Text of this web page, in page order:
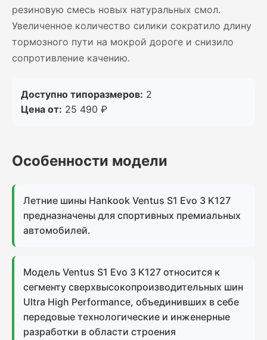
резиновую смесь новых натуральных смол.
Увеличенное количество силики сократило длину
тормозного пути на мокрой дороге и снизило
сопротивление качению.
Доступно типоразмеров: 2
Цена от: 25 490 ₽
Особенности модели
Летние шины Hankook Ventus S1 Evo 3 K127
предназначены для спортивных премиальных
автомобилей.
Модель Ventus S1 Evo 3 K127 относится к
сегменту сверхвысокопроизводительных шин
Ultra High Performance, объединивших в себе
передовые технологические и инженерные
разработки в области строения